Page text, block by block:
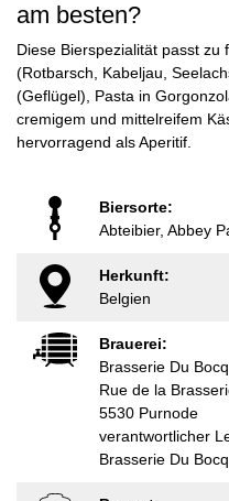
am besten?
Diese Bierspezialität passt zu
(Rotbarsch, Kabeljau,
(Geflügel), Pasta in
cremigem und mittelreifem
hervorragend als Aperitif.
Biersorte:
Abteibier, Abbey
Herkunft:
Belgien
Brauerei:
Brasserie Du Bocq
Rue de la
5530 Purnode
verantwortlicher
Brasserie Du Bocq